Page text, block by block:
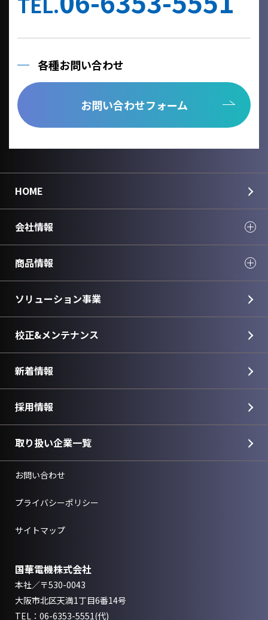
各種お問い合わせ
お問い合わせフォーム
HOME
会社情報
商品情報
ソリューション事業
校正&メンテナンス
新着情報
採用情報
取り扱い企業一覧
お問い合わせ
プライバシーポリシー
サイトマップ
国華電機株式会社
本社／〒530-0043
大阪市北区天満1丁目6番14号
TEL： 06-6353-5551(代)